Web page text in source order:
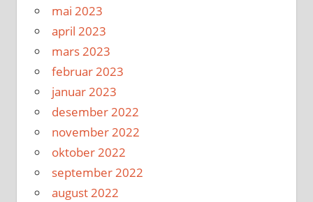
mai 2023
april 2023
mars 2023
februar 2023
januar 2023
desember 2022
november 2022
oktober 2022
september 2022
august 2022